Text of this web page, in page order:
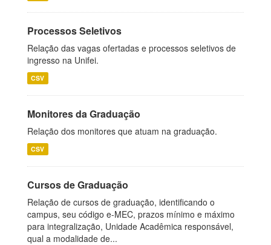
Processos Seletivos
Relação das vagas ofertadas e processos seletivos de
ingresso na Unifei.
CSV
Monitores da Graduação
Relação dos monitores que atuam na graduação.
CSV
Cursos de Graduação
Relação de cursos de graduação, identificando o
campus, seu código e-MEC, prazos mínimo e máximo
para integralização, Unidade Acadêmica responsável,
qual a modalidade de...